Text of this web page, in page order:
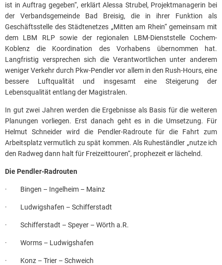
ist in Auftrag gegeben“, erklärt Alessa Strubel, Projektmanagerin bei
der Verbandsgemeinde Bad Breisig, die in ihrer Funktion als
Geschäftsstelle des Städtenetzes „Mitten am Rhein“ gemeinsam mit
dem LBM RLP sowie der regionalen LBM-Dienststelle Cochem-
Koblenz die Koordination des Vorhabens übernommen hat.
Langfristig versprechen sich die Verantwortlichen unter anderem
weniger Verkehr durch Pkw-Pendler vor allem in den Rush-Hours, eine
bessere Luftqualität und insgesamt eine Steigerung der
Lebensqualität entlang der Magistralen.
In gut zwei Jahren werden die Ergebnisse als Basis für die weiteren
Planungen vorliegen. Erst danach geht es in die Umsetzung. Für
Helmut Schneider wird die Pendler-Radroute für die Fahrt zum
Arbeitsplatz vermutlich zu spät kommen. Als Ruheständler „nutze ich
den Radweg dann halt für Freizeittouren“, prophezeit er lächelnd.
Die Pendler-Radrouten
· Bingen – Ingelheim – Mainz
· Ludwigshafen – Schifferstadt
· Schifferstadt – Speyer – Wörth a.R.
· Worms – Ludwigshafen
· Konz – Trier – Schweich